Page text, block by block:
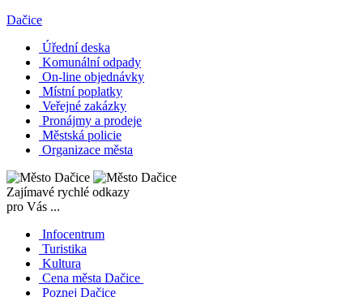
Dačice
Úřední deska
Komunální odpady
On-line objednávky
Místní poplatky
Veřejné zakázky
Pronájmy a prodeje
Městská policie
Organizace města
Zajímavé rychlé odkazy
pro Vás ...
Infocentrum
Turistika
Kultura
Cena města Dačice
Poznej Dačice